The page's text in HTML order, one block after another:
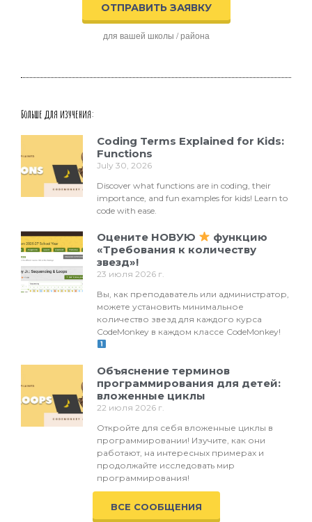
ВСЕ СООБЩЕНИЯ
ОТПРАВИТЬ ЗАЯВКУ
для вашей школы / района
Больше для изучения:
Coding Terms Explained for Kids:
Functions
July 30, 2026
Discover what functions are in coding, their
importance, and fun examples for kids! Learn to
code with ease.
Оцените НОВУЮ
функцию
«Требования к количеству
звезд»!
23 июля 2026 г.
Вы, как преподаватель или администратор,
можете установить минимальное
количество звезд для каждого курса
CodeMonkey в каждом классе CodeMonkey!
Объяснение терминов
программирования для детей:
вложенные циклы
22 июля 2026 г.
Откройте для себя вложенные циклы в
программировании! Изучите, как они
работают, на интересных примерах и
продолжайте исследовать мир
программирования!